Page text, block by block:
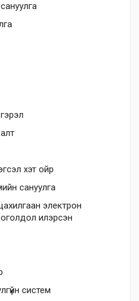
хэт ойр
сануулга
электрон
илэрсэн
систем